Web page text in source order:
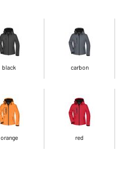
black carbon
orange red